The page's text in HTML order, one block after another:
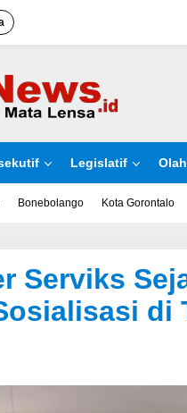
Legislatif
Bonebolango Kota Gorontalo
Serviks
di